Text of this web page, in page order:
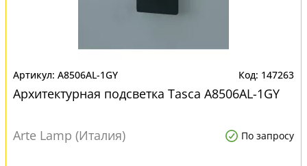
A8506AL-1GY 147263
Архитектурная подсветка Tasca A8506AL-1GY
Arte Lamp (Италия) По запросу